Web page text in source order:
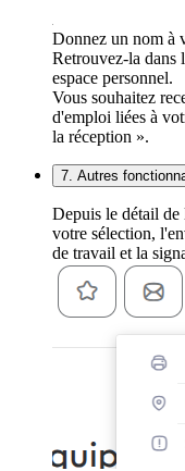
Donnez un nom à
Retrouvez-la dans
espace personnel.
Vous souhaitez
d'emploi liées à
la réception ».
7. Autres
Depuis le détail
votre sélection,
de travail et la